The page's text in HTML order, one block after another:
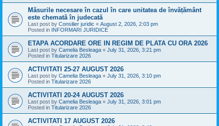
Măsurile necesare în cazul în care unitatea de învățământ
este chemată în judecată
Last post by Consilier juridic « August 2, 2026, 2:03 pm
Posted in INFORMARI JURIDICE
ETAPA ACORDARE ORE IN REGIM DE PLATA CU ORA 2026
Last post by Camelia Besleaga « July 31, 2026, 3:21 pm
Posted in Titularizare 2026
ACTIVITATI 25-27 AUGUST 2026
Last post by Camelia Besleaga « July 31, 2026, 3:10 pm
Posted in Titularizare 2026
ACTIVITATI 20-24 AUGUST 2026
Last post by Camelia Besleaga « July 31, 2026, 3:01 pm
Posted in Titularizare 2026
ACTIVITATI 17 AUGUST 2026